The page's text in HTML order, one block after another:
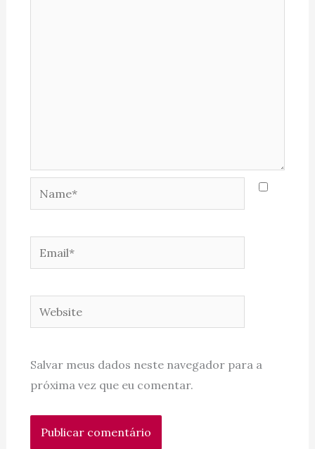
Name*
Email*
Website
Salvar meus dados neste navegador para a
próxima vez que eu comentar.